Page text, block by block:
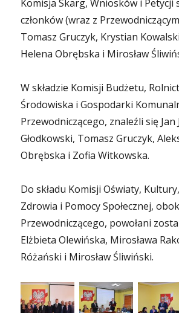
Komisja Skarg, Wniosków i Petycji
członków (wraz z
Tomasz Gruczyk, Krystian
Helena Obrębska i Mirosław
W składzie Komisji Budżetu,
Środowiska i Gospodarki
Przewodniczącego, znaleźli się Jan
Głodkowski, Tomasz Gruczyk,
Obrębska i Zofia Witkowska.
Do składu Komisji Oświaty,
Zdrowia i Pomocy Społecznej, obok
Przewodniczącego, powołani
Elżbieta Olewińska, Mirosława
Różański i Mirosław Śliwiński.